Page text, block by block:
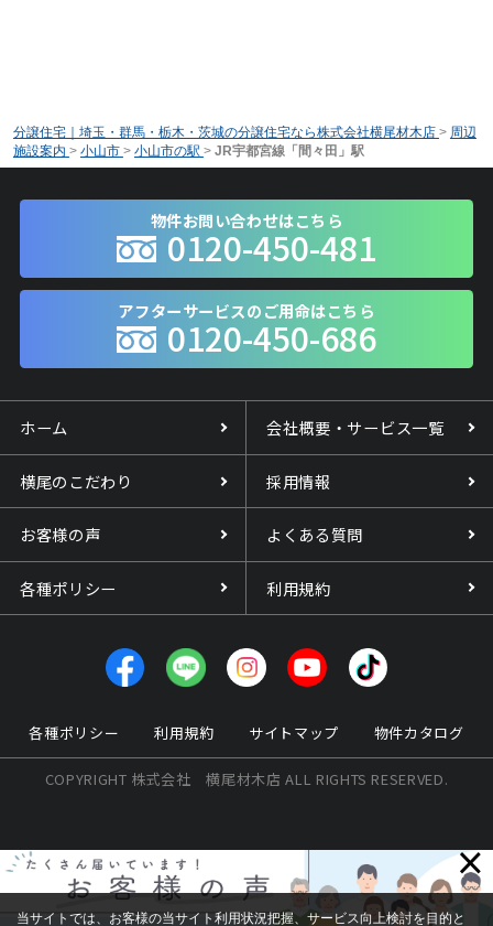
分譲住宅｜埼玉・群馬・栃木・茨城の分譲住宅なら株式会社横尾材木店 > 周辺
施設案内 > 小山市 > 小山市の駅 > JR宇都宮線「間々田」駅
物件お問い合わせはこちら
0120-450-481
アフターサービスのご用命はこちら
0120-450-686
ホーム 会社概要・サービス一覧
横尾のこだわり 採用情報
お客様の声 よくある質問
各種ポリシー 利用規約
各種ポリシー 利用規約 サイトマップ 物件カタログ
COPYRIGHT 株式会社 横尾材木店 ALL RIGHTS RESERVED.
×
当サイトでは、お客様の当サイト利用状況把握、サービス向上検討を目的と